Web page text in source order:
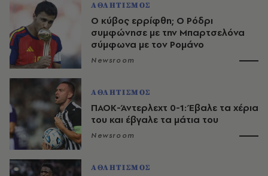
ΑΘΛΗΤΙΣΜΟΣ
O κύβος ερρίφθη; Ο Ρόδρι
συμφώνησε με την Μπαρτσελόνα
σύμφωνα με τον Ρομάνο
Newsroom
ΑΘΛΗΤΙΣΜΟΣ
ΠΑΟΚ-Άντερλεχτ 0-1: Έβαλε τα χέρια
του και έβγαλε τα μάτια του
Newsroom
ΑΘΛΗΤΙΣΜΟΣ